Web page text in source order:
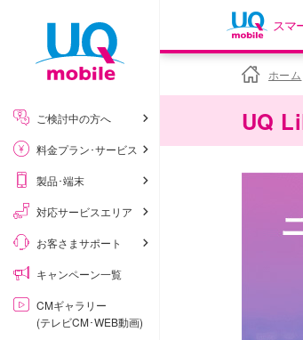
スマ
my UQ
UQ WiMAX
My UQ
UQ mobile
ホーム
UQ
ご検討中の方へ
料金プラン･サービス
製品･端末
対応サービスエリア
お客さまサポート
キャンペーン一覧
CMギャラリー
(テレビCM･WEB動画)